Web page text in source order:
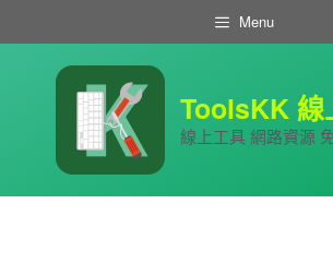
Menu
ToolsKK 線
線上工具 網路資源